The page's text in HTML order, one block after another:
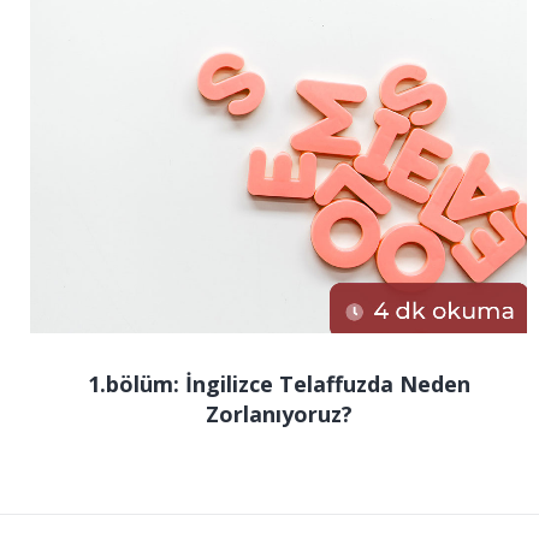
1.bölüm: İngilizce Telaffuzda Neden
Zorlanıyoruz?